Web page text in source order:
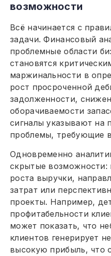
возможности
Всё начинается с
задачи. Финансовый
проблемные области
становятся
маржинальности в
рост просроченной
задолженности,
оборачиваемости
сигналы указывают на
проблемы, требующие
Одновременно
скрытые возможности:
роста выручки,
затрат или
проекты. Например,
профитабельности
может показать, что
клиентов генерирует
высокую прибыль, что